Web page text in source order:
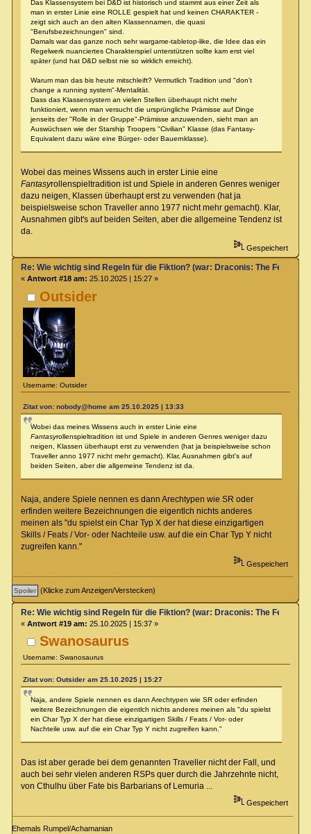
Das Klassensystem bei D&D ist historisch und stammt aus einer Zeit als
man in erster Linie eine ROLLE gespielt hat und keinen CHARAKTER -
zeigt sich auch an den alten Klassennamen, die quasi
"Berufsbezeichnungen" sind.
Damals war das ganze noch sehr wargame-tabletop-like, die Idee das ein
Regelwerk nuanciertes Charakterspiel unterstützen sollte kam erst viel
später (und hat D&D selbst nie so wirklich erreicht).
Warum man das bis heute mitschleift? Vermutlich Tradition und "don't
change a running system"-Mentalität.
Dass das Klassensystem an vielen Stellen überhaupt nicht mehr
funktioniert, wenn man versucht die ursprüngliche Prämisse auf Dinge
jenseits der "Rolle in der Gruppe"-Prämisse anzuwenden, sieht man an
Auswüchsen wie der Starship Troopers "Civilian" Klasse (das Fantasy-
Equivalent dazu wäre eine Bürger- oder Bauernklasse).
Wobei das meines Wissens auch in erster Linie eine
Fantasyrollenspieltradition ist und Spiele in anderen Genres weniger
dazu neigen, Klassen überhaupt erst zu verwenden (hat ja
beispielsweise schon Traveller anno 1977 nicht mehr gemacht). Klar,
Ausnahmen gibt's auf beiden Seiten, aber die allgemeine Tendenz ist
da.
Gespeichert
Outsider
Username: Outsider
Re: Wie wichtig sind Regeln für die Fiktion? (war: Draconis: The Feel-
« Antwort #18 am: 25.10.2025 | 15:27 »
Zitat von: nobody@home am 25.10.2025 | 13:33
Wobei das meines Wissens auch in erster Linie eine
Fantasyrollenspieltradition ist und Spiele in anderen Genres weniger dazu
neigen, Klassen überhaupt erst zu verwenden (hat ja beispielsweise schon
Traveller anno 1977 nicht mehr gemacht). Klar, Ausnahmen gibt's auf
beiden Seiten, aber die allgemeine Tendenz ist da.
Naja, andere Spiele nennen es dann Arechtypen wie SR oder
erfinden weitere Bezeichnungen die eigentlch nichts anderes
meinen als "du spielst ein Char Typ X der hat diese einzigartigen
Skills / Feats / Vor- oder Nachteile usw. auf die ein Char Typ Y nicht
zugreifen kann."
Gespeichert
(Klicke zum Anzeigen/Verstecken)
Swanosaurus
Username: Swanosaurus
Re: Wie wichtig sind Regeln für die Fiktion? (war: Draconis: The Feel-
« Antwort #19 am: 25.10.2025 | 15:37 »
Zitat von: Outsider am 25.10.2025 | 15:27
Naja, andere Spiele nennen es dann Arechtypen wie SR oder erfinden
weitere Bezeichnungen die eigentlch nichts anderes meinen als "du spielst
ein Char Typ X der hat diese einzigartigen Skills / Feats / Vor- oder
Nachteile usw. auf die ein Char Typ Y nicht zugreifen kann."
Das ist aber gerade bei dem genannten Traveller nicht der Fall, und
auch bei sehr vielen anderen RSPs quer durch die Jahrzehnte nicht,
von Cthulhu über Fate bis Barbarians of Lemuria ...
Gespeichert
Ehemals Rumpel/Achamanian